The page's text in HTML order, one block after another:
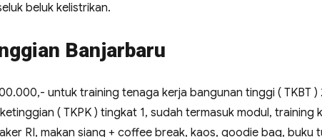
beluk kelistrikan.
Banjarbaru
untuk training tenaga kerja bangunan tinggi ( TKBT )
( TKPK ) tingkat 1, sudah termasuk modul, training
RI, makan siang + coffee break, kaos, goodie bag, buku